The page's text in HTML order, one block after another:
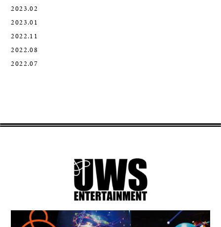
2023.02
2023.01
2022.11
2022.08
2022.07